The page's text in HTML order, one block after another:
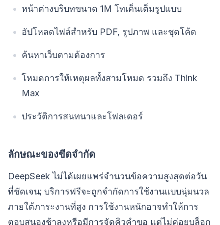
หน้าต่างบริบทขนาด 1M โทเค็นเต็มรูปแบบ
อัปโหลดไฟล์สำหรับ PDF, รูปภาพ และชุดโค้ด
ค้นหาเว็บตามต้องการ
โหมดการให้เหตุผลทั้งสามโหมด รวมถึง Think
Max
ประวัติการสนทนาและโฟลเดอร์
ลักษณะของขีดจำกัด
DeepSeek ไม่ได้เผยแพร่จำนวนข้อความสูงสุดต่อวัน
ที่ชัดเจน; บริการฟรีจะถูกจำกัดการใช้งานแบบนุ่มนวล
ภายใต้ภาระงานที่สูง การใช้งานหนักอาจทำให้การ
ตอบสนองช้าลงหรือมีการจัดคิวคำขอ แต่ไม่ค่อยบล็อก